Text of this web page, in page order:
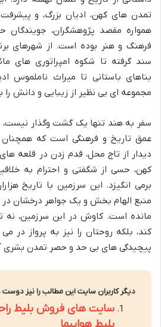
تمدن های کهن، ادیان بزرگ، و
همواره مقصد پژوهشگران، جویندگان
فرهنگ و هنر بوده است. از شهرهای
سند گرفته تا شکوه امپراتوری های
بناهای باستانی تا میراث ناملموس
مجموعه ای بی نظیر از زیبایی و دانش را
سفر به هند تنها یک گشت وگذار
عمق تاریخ و فرهنگی است که همچنان
دیدار از تاج محل، قدم زدن در قلعه
کهن، حسی از شگفتی و احترام به
برمی انگیزد. این سرزمین با تاریخ
منبع الهام بخش و یک جواهر درخشان
مانده است. کاوش در این سرزمین، نه
کند، بلکه روحتان را نیز به پرواز در
پیچیدگی های بی حد و حصر تمدن بشری
دیگر کاربران سایت این مطالب را نیز دوست
سایت های فروش بلیط
بلیط هواپیما